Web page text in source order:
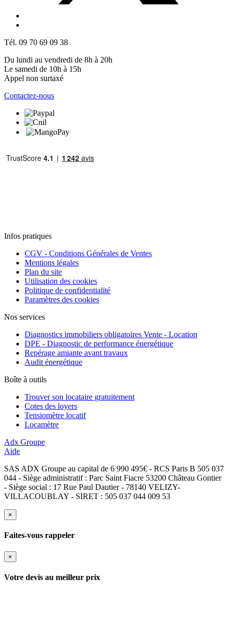
Tél. 09 70 69 09 38
Du lundi au vendredi de 8h à 20h
Le samedi de 10h à 15h
Appel non surtaxé
Contactez-nous
Infos pratiques
CGV - Conditions Générales de Ventes
Mentions légales
Plan du site
Utilisation des cookies
Politique de confidentialité
Paramètres des cookies
Nos services
Diagnostics immobiliers obligatoires Vente - Location
DPE - Diagnostic de performance énergétique
Repérage amiante avant travaux
Audit énergétique
Boîte à outils
Trouver son locataire gratuitement
Cotes des loyers
Tensiomètre locatif
Locamètre
Adx Groupe
Aide
SAS ADX Groupe au capital de 6 990 495€ - RCS Paris B 505 037
044 - Siège administratif : Parc Saint Fiacre 53200 Château Gontier
- Siège social : 17 Rue Paul Dautier - 78140 VELIZY-
VILLACOUBLAY - SIRET : 505 037 044 009 53
×
Faites-vous rappeler
×
Votre devis au meilleur prix